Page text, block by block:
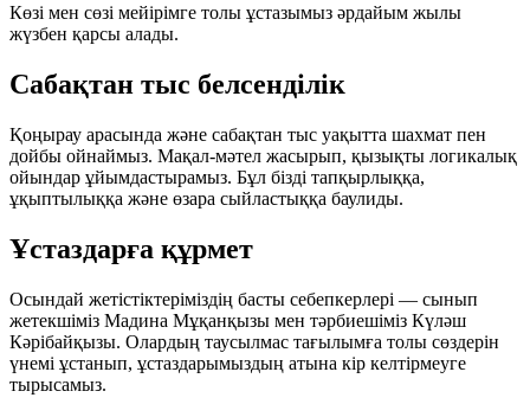
Көзі мен сөзі мейірімге толы ұстазымыз әрдайым жылы
жүзбен қарсы алады.
Сабақтан тыс белсенділік
Қоңырау арасында және сабақтан тыс уақытта шахмат пен
дойбы ойнаймыз. Мақал-мәтел жасырып, қызықты логикалық
ойындар ұйымдастырамыз. Бұл бізді тапқырлыққа,
ұқыптылыққа және өзара сыйластыққа баулиды.
Ұстаздарға құрмет
Осындай жетістіктеріміздің басты себепкерлері — сынып
жетекшіміз Мадина Мұқанқызы мен тәрбиешіміз Күләш
Кәрібайқызы. Олардың таусылмас тағылымға толы сөздерін
үнемі ұстанып, ұстаздарымыздың атына кір келтірмеуге
тырысамыз.